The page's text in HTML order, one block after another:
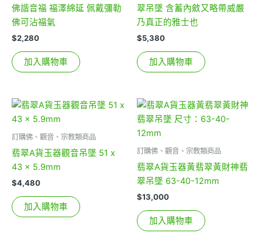
佛諧音福 福澤綿延 佩戴彌勒
佛可沾福氣
$2,280
加入購物車
翠吊墜 含蓄內斂又略帶威嚴
乃真正的雅士也
$5,380
加入購物車
訂購佛、觀音、宗教類商品
翡翠A貨玉器觀音吊墜 51 x
43 x 5.9mm
$4,480
加入購物車
訂購佛、觀音、宗教類商品
翡翠A貨玉器黃翡翠黃財神翡
翠吊墜 63-40-12mm
$13,000
加入購物車